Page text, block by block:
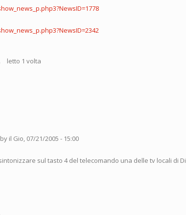
letto 1 volta
il Gio, 07/21/2005 - 15:00
sul tasto 4 del telecomando una delle tv locali di Di